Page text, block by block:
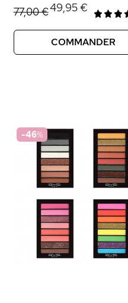
77,00 €49,95 €
COMMANDER
-46%